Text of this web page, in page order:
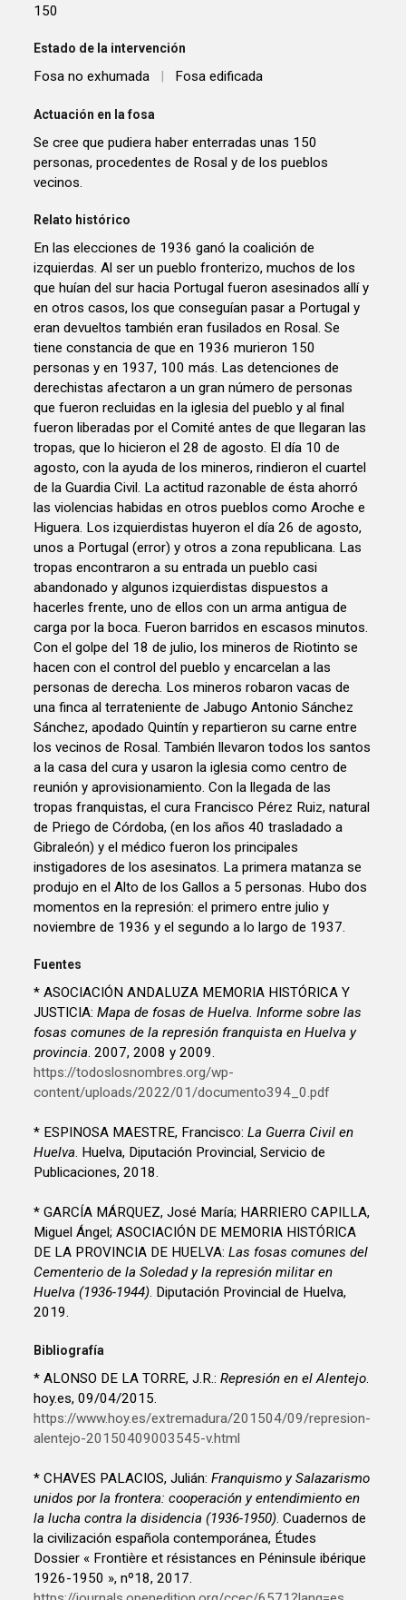
150
Estado de la intervención
Fosa no exhumada | Fosa edificada
Actuación en la fosa
Se cree que pudiera haber enterradas unas 150
personas, procedentes de Rosal y de los pueblos
vecinos.
Relato histórico
En las elecciones de 1936 ganó la coalición de
izquierdas. Al ser un pueblo fronterizo, muchos de los
que huían del sur hacia Portugal fueron asesinados allí y
en otros casos, los que conseguían pasar a Portugal y
eran devueltos también eran fusilados en Rosal. Se
tiene constancia de que en 1936 murieron 150
personas y en 1937, 100 más. Las detenciones de
derechistas afectaron a un gran número de personas
que fueron recluidas en la iglesia del pueblo y al final
fueron liberadas por el Comité antes de que llegaran las
tropas, que lo hicieron el 28 de agosto. El día 10 de
agosto, con la ayuda de los mineros, rindieron el cuartel
de la Guardia Civil. La actitud razonable de ésta ahorró
las violencias habidas en otros pueblos como Aroche e
Higuera. Los izquierdistas huyeron el día 26 de agosto,
unos a Portugal (error) y otros a zona republicana. Las
tropas encontraron a su entrada un pueblo casi
abandonado y algunos izquierdistas dispuestos a
hacerles frente, uno de ellos con un arma antigua de
carga por la boca. Fueron barridos en escasos minutos.
Con el golpe del 18 de julio, los mineros de Riotinto se
hacen con el control del pueblo y encarcelan a las
personas de derecha. Los mineros robaron vacas de
una finca al terrateniente de Jabugo Antonio Sánchez
Sánchez, apodado Quintín y repartieron su carne entre
los vecinos de Rosal. También llevaron todos los santos
a la casa del cura y usaron la iglesia como centro de
reunión y aprovisionamiento. Con la llegada de las
tropas franquistas, el cura Francisco Pérez Ruiz, natural
de Priego de Córdoba, (en los años 40 trasladado a
Gibraleón) y el médico fueron los principales
instigadores de los asesinatos. La primera matanza se
produjo en el Alto de los Gallos a 5 personas. Hubo dos
momentos en la represión: el primero entre julio y
noviembre de 1936 y el segundo a lo largo de 1937.
Fuentes
* ASOCIACIÓN ANDALUZA MEMORIA HISTÓRICA Y
JUSTICIA:Mapa de fosas de Huelva. Informe sobre las
fosas comunes de la represión franquista en Huelva y
provincia. 2007, 2008 y 2009.
https://todoslosnombres.org/wp-
content/uploads/2022/01/documento394_0.pdf
* ESPINOSA MAESTRE, Francisco:La Guerra Civil en
Huelva. Huelva, Diputación Provincial, Servicio de
Publicaciones, 2018.
* GARCÍA MÁRQUEZ, José María; HARRIERO CAPILLA,
Miguel Ángel; ASOCIACIÓN DE MEMORIA HISTÓRICA
DE LA PROVINCIA DE HUELVA:Las fosas comunes del
Cementerio de la Soledad y la represión militar en
Huelva (1936-1944). Diputación Provincial de Huelva,
2019.
Bibliografía
* ALONSO DE LA TORRE, J.R.:Represión en el Alentejo.
hoy.es, 09/04/2015.
https://www.hoy.es/extremadura/201504/09/represion-
alentejo-20150409003545-v.html
* CHAVES PALACIOS, Julián:Franquismo y Salazarismo
unidos por la frontera: cooperación y entendimiento en
la lucha contra la disidencia (1936-1950). Cuadernos de
la civilización española contemporánea, Études
Dossier « Frontière et résistances en Péninsule ibérique
1926-1950 », nº18, 2017.